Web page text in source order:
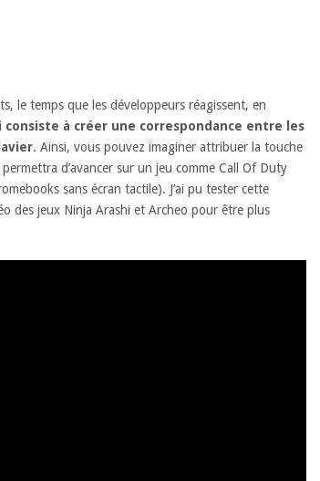
le temps que les développeurs réagissent, en
consiste à créer une correspondance entre les
. Ainsi, vous pouvez imaginer attribuer la touche
d’avancer sur un jeu comme Call Of Duty
sans écran tactile). J’ai pu tester cette
des jeux Ninja Arashi et Archeo pour être plus